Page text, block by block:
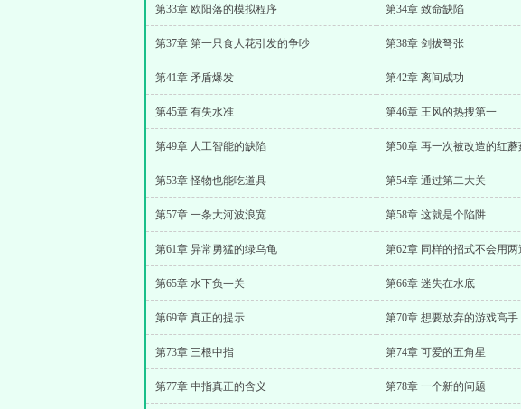
第33章 欧阳落的模拟程序 第34章 致命缺陷
第37章 第一只食人花引发的争吵 第38章 剑拔弩张
第41章 矛盾爆发 第42章 离间成功
第45章 有失水准 第46章 王风的热搜第一
第49章 人工智能的缺陷 第50章 再一次被改造的红蘑
第53章 怪物也能吃道具 第54章 通过第二大关
第57章 一条大河波浪宽 第58章 这就是个陷阱
第61章 异常勇猛的绿乌龟 第62章 同样的招式不会用两
第65章 水下负一关 第66章 迷失在水底
第69章 真正的提示 第70章 想要放弃的游戏高手
第73章 三根中指 第74章 可爱的五角星
第77章 中指真正的含义 第78章 一个新的问题